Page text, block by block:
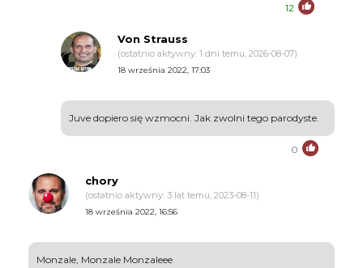
12
Von Strauss
(ostatnio aktywny: 1 dni temu, 2026-08-07)
18 września 2022, 17:03
Juve dopiero się wzmocni. Jak zwolni tego parodyste.
0
chory
(ostatnio aktywny: 3 lat temu, 2023-08-11)
18 września 2022, 16:56
Monzale, Monzale Monzaleee